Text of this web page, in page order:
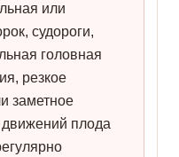
или
судороги,
головная
резкое
заметное
плода